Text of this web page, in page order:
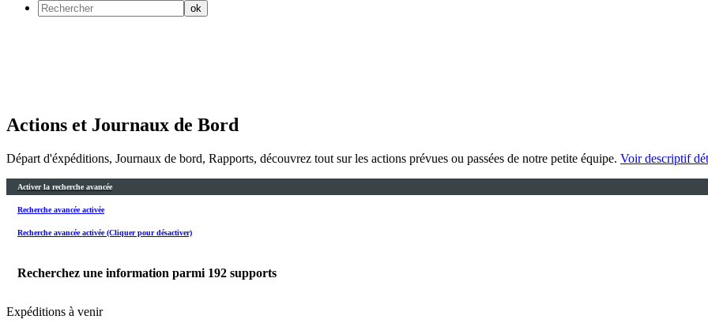
Actions et Journaux de Bord
Départ d'éxpéditions, Journaux de bord, Rapports, découvrez tout sur les actions prévues ou passées de notre petite équipe. Voir descriptif
Activer la recherche avancée
Recherche avancée activée
Recherche avancée activée (Cliquer pour désactiver)
Recherchez une information parmi 192 supports
Expéditions à venir